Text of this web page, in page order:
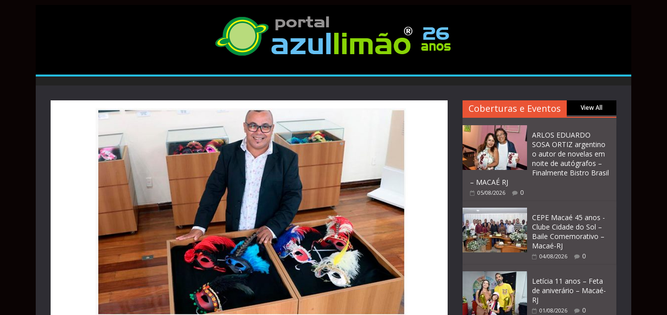
Coberturas e Eventos View All
ARLOS EDUARDO
SOSA ORTIZ argentino
o autor de novelas em
noite de autógrafos –
Finalmente Bistro Brasil
– MACAÉ RJ
05/08/2026 0
CEPE Macaé 45 anos -
Clube Cidade do Sol –
Baile Comemorativo –
Macaé-RJ
04/08/2026 0
Letícia 11 anos – Feta
de aniverário – Macaé-
RJ
01/08/2026 0